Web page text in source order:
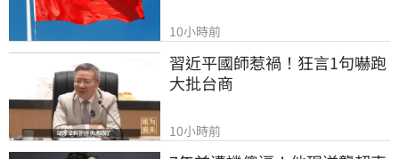
10小時前
習近平國師惹禍！狂言1句嚇跑
大批台商
10小時前